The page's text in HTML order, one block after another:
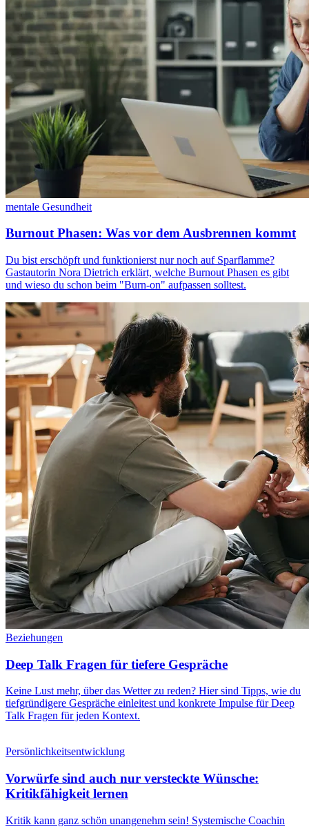
mentale Gesundheit
Burnout Phasen: Was vor dem Ausbrennen kommt
Du bist erschöpft und funktionierst nur noch auf Sparflamme?
Gastautorin Nora Dietrich erklärt, welche Burnout Phasen es gibt
und wieso du schon beim "Burn-on" aufpassen solltest.
Beziehungen
Deep Talk Fragen für tiefere Gespräche
Keine Lust mehr, über das Wetter zu reden? Hier sind Tipps, wie du
tiefgründigere Gespräche einleitest und konkrete Impulse für Deep
Talk Fragen für jeden Kontext.
Persönlichkeitsentwicklung
Vorwürfe sind auch nur versteckte Wünsche:
Kritikfähigkeit lernen
Kritik kann ganz schön unangenehm sein! Systemische Coachin